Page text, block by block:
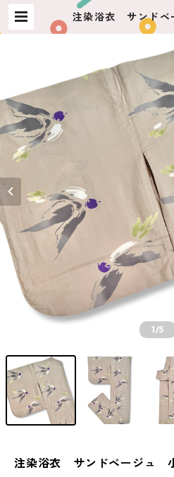
注染浴衣 サンド
usagiya
1/5
注染浴衣 サンドベージュ